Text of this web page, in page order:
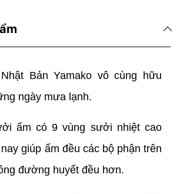
Bản Yamako vô cùng hữu
ngày mưa lạnh.
ấm có 9 vùng sưởi nhiệt cao
giúp ấm đều các bộ phận trên
đường huyết đều hơn.